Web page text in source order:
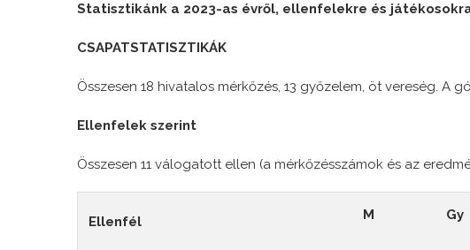
Statisztikánk a 2023-as évről, ellenfelekre és
CSAPATSTATISZTIKÁK
Összesen 18 hivatalos mérkőzés, 13 győzelem, öt vereség. A
Ellenfelek szerint
Összesen 11 válogatott ellen (a mérkőzésszámok és az
Ellenfél M Gy